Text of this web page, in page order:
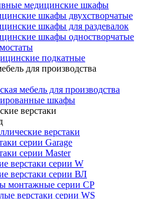
медицинские шкафы
шкафы двухстворчатые
шкафы для раздевалок
шкафы одностворчатые
подкатные
для производства
мебель для производства
шкафы
верстаки
верстаки
серии Garage
серии Master
верстаки серии W
верстаки серии ВЛ
монтажные серии СР
верстаки серии WS